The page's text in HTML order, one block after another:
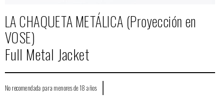
LA CHAQUETA METÁLICA (Proyección en
VOSE)
Full Metal Jacket
No recomendada para menores de 18 años |